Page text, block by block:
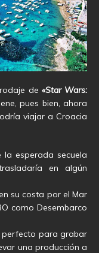
de «Star Wars:
pues bien, ahora
viajar a Croacia
esperada secuela
en algún
su costa por el Mar
como Desembarco
perfecto para grabar
una producción a